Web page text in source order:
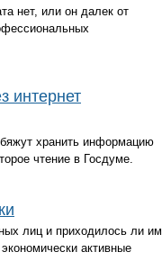
нет, или он далек от
интернет
хранить информацию
чтение в Госдуме.
лиц и приходилось ли им
активные